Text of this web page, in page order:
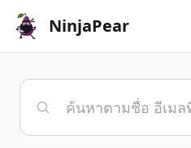
NinjaPear